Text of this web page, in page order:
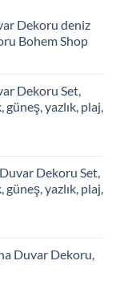
Dekoru deniz
Bohem Shop
Dekoru Set,
güneş, yazlık, plaj,
Dekoru Set,
güneş, yazlık, plaj,
Duvar Dekoru,